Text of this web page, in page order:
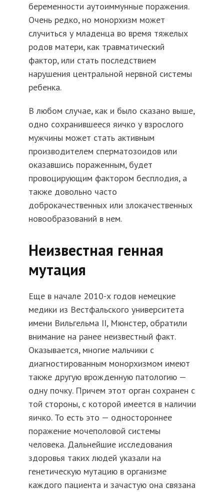
беременности аутоиммунные поражения.
Очень редко, но монорхизм может
случиться у младенца во время тяжелых
родов матери, как травматический
фактор, или стать последствием
нарушения центральной нервной системы
ребенка.
В любом случае, как и было сказано выше,
одно сохранившееся яичко у взрослого
мужчины может стать активным
производителем сперматозоидов или
оказавшись пораженным, будет
провоцирующим фактором бесплодия, а
также довольно часто
доброкачественных или злокачественных
новообразований в нем.
Неизвестная генная
мутация
Еще в начале 2010-х годов немецкие
медики из Вестфальского университета
имени Вильгельма II, Мюнстер, обратили
внимание на ранее неизвестный факт.
Оказывается, многие мальчики с
диагностированным монорхизмом имеют
также другую врожденную патологию —
одну почку. Причем этот орган сохранен с
той стороны, с которой имеется в наличии
яичко. То есть это — одностороннее
поражение мочеполовой системы
человека. Дальнейшие исследования
здоровья таких людей указали на
генетическую мутацию в организме
каждого пациента и зачастую она связана